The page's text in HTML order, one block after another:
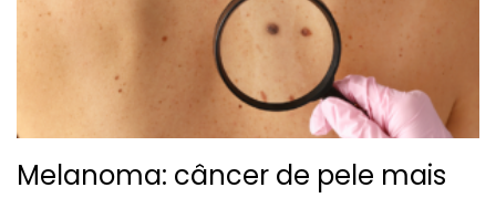
Melanoma: câncer de pele mais